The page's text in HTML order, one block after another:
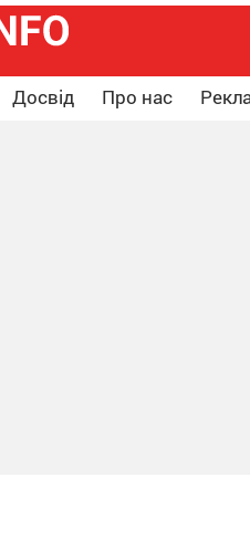
Досвід Про нас